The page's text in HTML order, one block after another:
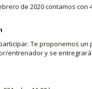
de 2020 contamos
Te proponemos
entrenador y se